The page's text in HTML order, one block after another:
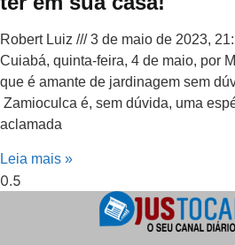
Robert Luiz
3 de maio de 2023,
Cuiabá, quinta-feira, 4 de maio, por
que é amante de jardinagem sem
Zamioculca é, sem dúvida, uma
aclamada
Leia mais »